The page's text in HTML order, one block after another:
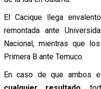
El Cacique llega
remontada ante
Nacional, mientras que
Primera B ante Temuco.
En caso de que ambos